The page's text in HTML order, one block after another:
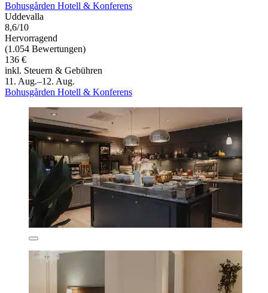
Bohusgården Hotell & Konferens
Uddevalla
8,6/10
Hervorragend
(1.054 Bewertungen)
136 €
inkl. Steuern & Gebühren
11. Aug.–12. Aug.
Bohusgården Hotell & Konferens